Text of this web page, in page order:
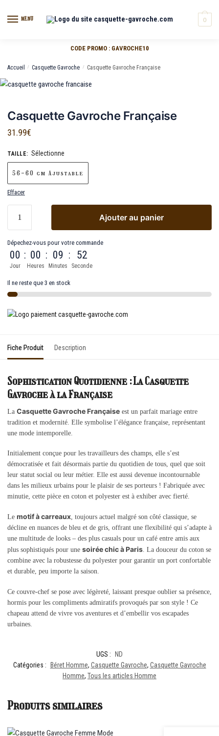
MENU 0
CODE PROMO : GAVROCHE10
Accueil / Casquette Gavroche / Casquette Gavroche Française
Casquette Gavroche Française
31.99€
TAILLE: Sélectionne
56-60 cm Ajustable
Effacer
Ajouter au panier
Dépechez-vous pour votre commande
00
Jour
: 00
Heures
: 09
Minutes
: 52
Seconde
Il ne reste que 3 en stock
Fiche Produit Description
Sophistication Quotidienne : La Casquette
Gavroche à la Française
La Casquette Gavroche Française est un parfait mariage entre
tradition et modernité. Elle symbolise l’élégance française, représentant
une mode intemporelle.
Initialement conçue pour les travailleurs des champs, elle s’est
démocratisée et fait désormais partie du quotidien de tous, quel que soit
leur statut social ou leur métier. Elle est aussi devenue incontournable
dans les milieux urbains pour le plaisir de ses porteurs ! Fabriquée avec
minutie, cette pièce en coton et polyester est à exhiber avec fierté.
Le motif à carreaux, toujours actuel malgré son côté classique, se
décline en nuances de bleu et de gris, offrant une flexibilité qui s’adapte à
une multitude de looks – des plus casuals pour un café entre amis aux
plus sophistiqués pour une soirée chic à Paris. La douceur du coton se
combine avec la robustesse du polyester pour garantir un port confortable
et durable, peu importe la saison.
Ce couvre-chef se pose avec légèreté, laissant presque oublier sa présence,
hormis pour les compliments admiratifs provoqués par son style ! Ce
chapeau attend de vivre vos aventures et d’embellir vos escapades
urbaines.
UGS :
ND
Catégories :
Béret Homme, Casquette Gavroche, Casquette Gavroche
Homme, Tous les articles Homme
Produits similaires